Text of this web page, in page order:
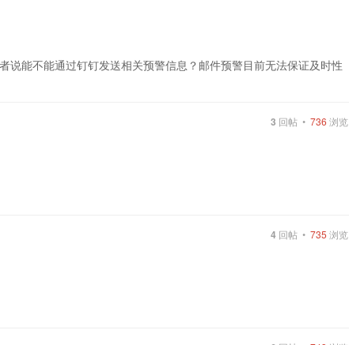
说能不能通过钉钉发送相关预警信息？邮件预警目前无法保证及时性
3 回帖 •736 浏览
4 回帖 •735 浏览